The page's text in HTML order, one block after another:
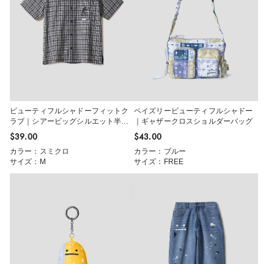
ビューティフルシャドーフィットク
ラブ｜シアービッグシルエット半袖
シャツ
$‌39.00
カラー：スミクロ
サイズ：M
ペイズリービューティフルシャドー
｜ギャザークロスショルダーバッグ
$‌43.00
カラー：ブルー
サイズ：FREE